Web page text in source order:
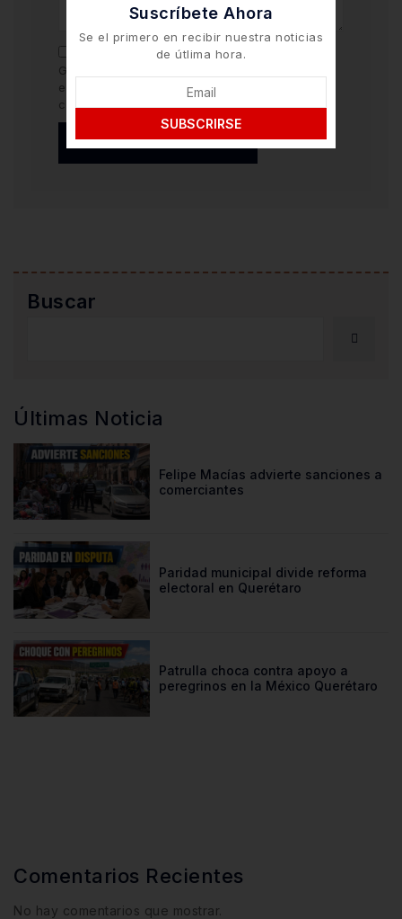
Guarda mi nombre y correo electrónico en
este navegador para la próxima vez que
comente.
Buscar
Últimas Noticia
Felipe Macías advierte sanciones a
comerciantes
Paridad municipal divide reforma
electoral en Querétaro
Patrulla choca contra apoyo a
peregrinos en la México Querétaro
Comentarios Recientes
No hay comentarios que mostrar.
Suscríbete Ahora
Se el primero en recibir nuestra noticias
de útlima hora.
SUBSCRIRSE